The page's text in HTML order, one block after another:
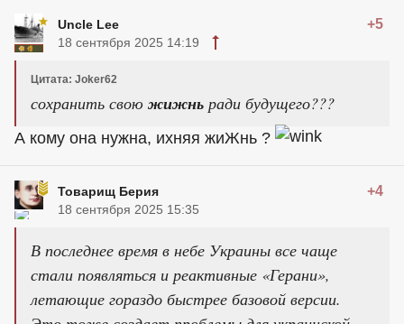
Uncle Lee +5
18 сентября 2025 14:19
Цитата: Joker62
сохранить свою жижнь ради будущего???
А кому она нужна, ихняя жиЖнь ?
Товарищ Берия +4
18 сентября 2025 15:35
В последнее время в небе Украины все чаще
стали появляться и реактивные «Герани»,
летающие гораздо быстрее базовой версии.